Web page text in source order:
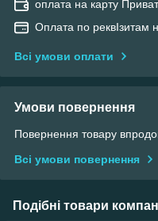
оплата на карту
Оплата по реквІзитам
Всі умови оплати
Умови повернення
Повернення товару
Всі умови повернення
Подібні товари